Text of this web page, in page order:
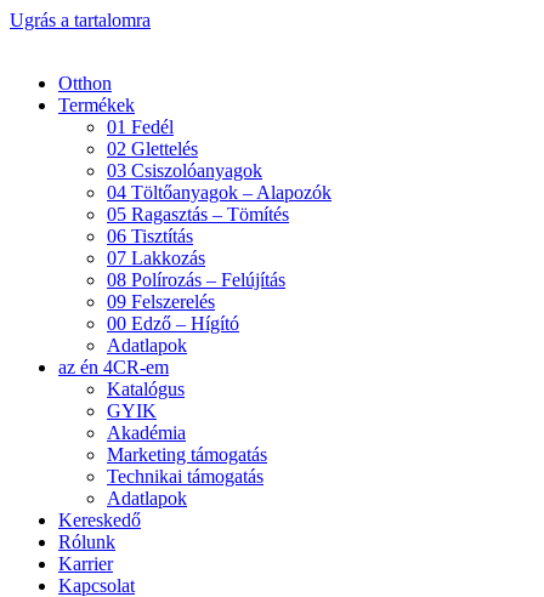
Ugrás a tartalomra
Otthon
Termékek
01 Fedél
02 Glettelés
03 Csiszolóanyagok
04 Töltőanyagok – Alapozók
05 Ragasztás – Tömítés
06 Tisztítás
07 Lakkozás
08 Polírozás – Felújítás
09 Felszerelés
00 Edző – Hígító
Adatlapok
az én 4CR-em
Katalógus
GYIK
Akadémia
Marketing támogatás
Technikai támogatás
Adatlapok
Kereskedő
Rólunk
Karrier
Kapcsolat